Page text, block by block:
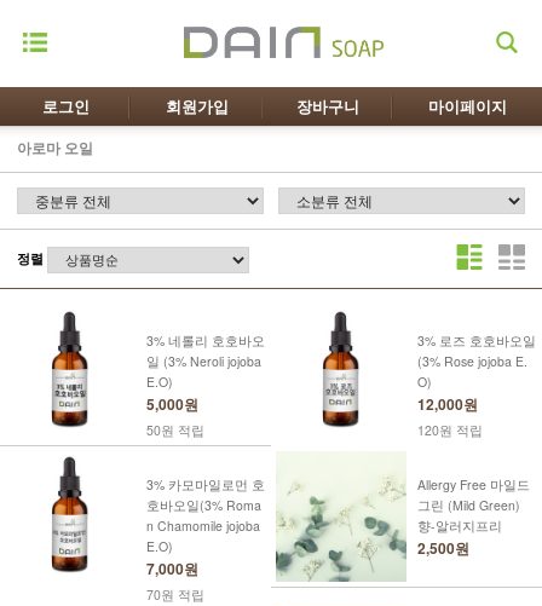
로그인 회원가입 장바구니 마이페이지
아로마 오일
정렬
3% 네롤리 호호바오
일 (3% Neroli jojoba
E.O)
5,000원
50원 적립
3% 로즈 호호바오일
(3% Rose jojoba E.
O)
12,000원
120원 적립
3% 카모마일로먼 호
호바오일(3% Roma
n Chamomile jojoba
E.O)
7,000원
70원 적립
Allergy Free 마일드
그린 (Mild Green)
향-알러지프리
2,500원